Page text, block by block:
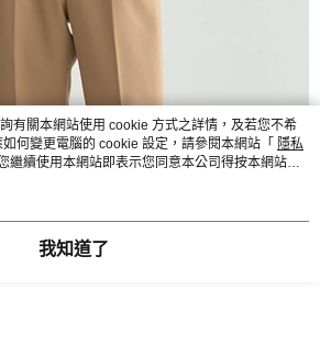
有關本網站使用 cookie 方式之詳情，及若您不希
何變更電腦的 cookie 設定，請參閱本網站「 隱私
繼續使用本網站即表示您同意本公司得按本網站使
。
我知道了